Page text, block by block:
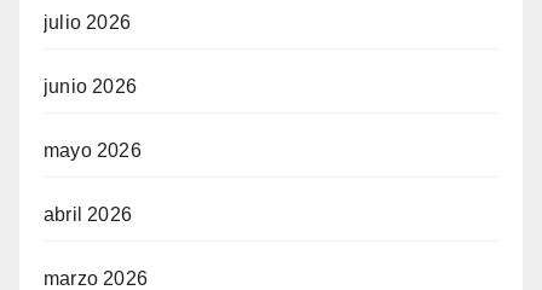
julio 2026
junio 2026
mayo 2026
abril 2026
marzo 2026